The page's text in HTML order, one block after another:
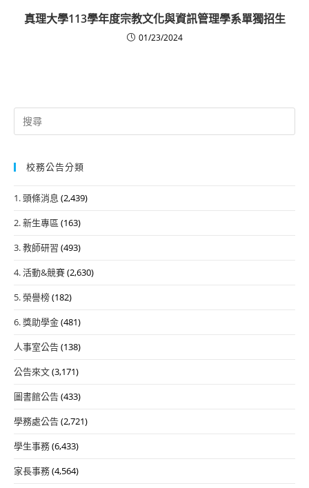
真理大學113學年度宗教文化與資訊管理學系單獨招生
01/23/2024
Search
for:
校務公告分類
1. 頭條消息 (2,439)
2. 新生專區 (163)
3. 教師研習 (493)
4. 活動&競賽(2,630)
5. 榮譽榜(182)
6. 獎助學金(481)
人事室公告(138)
公告來文(3,171)
圖書館公告(433)
學務處公告(2,721)
學生事務(6,433)
家長事務(4,564)